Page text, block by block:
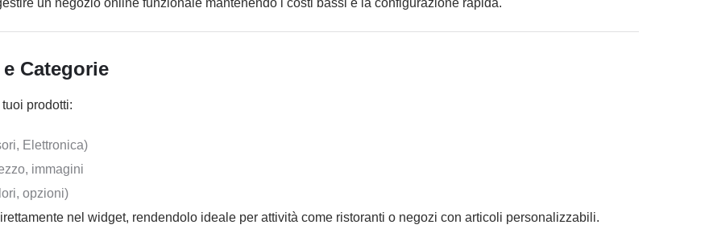
un negozio online funzionale mantenendo i costi bassi e la configurazione rapida.
Categorie
prodotti:
Elettronica)
immagini
opzioni)
nel widget, rendendolo ideale per attività come ristoranti o negozi con articoli personalizzabili.